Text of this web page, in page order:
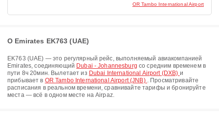
OR Tambo International Airport
О Emirates EK763 (UAE)
EK763 (UAE) — это регулярный рейс, выполняемый авиакомпанией
Emirates, соединяющий Dubai - Johannesburg со средним временем в
пути 8ч 20мин. Вылетает из Dubai International Airport (DXB) и
прибывает в OR Tambo International Airport (JNB) . Просматривайте
расписания в реальном времени, сравнивайте тарифы и бронируйте
места — всё в одном месте на Airpaz.